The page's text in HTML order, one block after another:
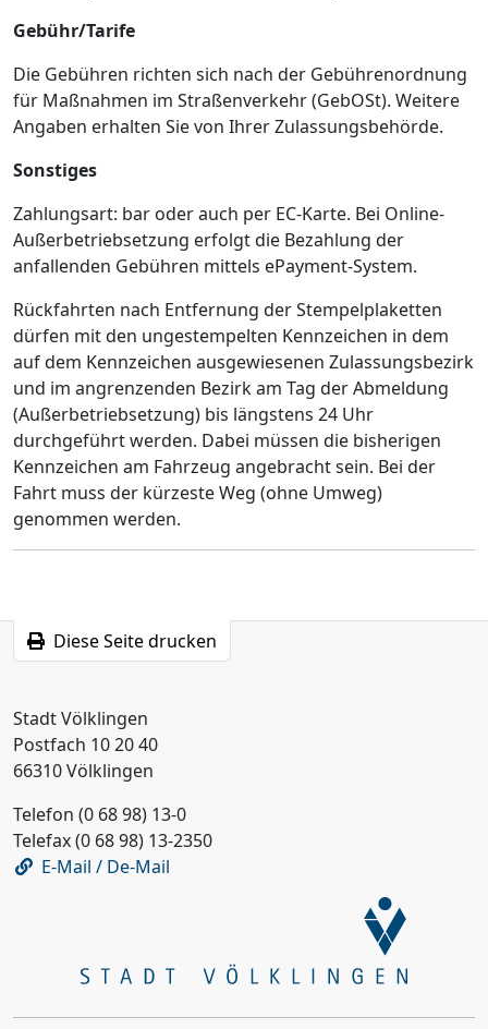
Gebühr/Tarife
Die Gebühren richten sich nach der Gebührenordnung
für Maßnahmen im Straßenverkehr (GebOSt). Weitere
Angaben erhalten Sie von Ihrer Zulassungsbehörde.
Sonstiges
Zahlungsart: bar oder auch per EC-Karte. Bei Online-
Außerbetriebsetzung erfolgt die Bezahlung der
anfallenden Gebühren mittels ePayment-System.
Rückfahrten nach Entfernung der Stempelplaketten
dürfen mit den ungestempelten Kennzeichen in dem
auf dem Kennzeichen ausgewiesenen Zulassungsbezirk
und im angrenzenden Bezirk am Tag der Abmeldung
(Außerbetriebsetzung) bis längstens 24 Uhr
durchgeführt werden. Dabei müssen die bisherigen
Kennzeichen am Fahrzeug angebracht sein. Bei der
Fahrt muss der kürzeste Weg (ohne Umweg)
genommen werden.
Diese Seite drucken
Stadt Völklingen
Postfach 10 20 40
66310 Völklingen
Telefon (0 68 98) 13-0
Telefax (0 68 98) 13-2350
E-Mail / De-Mail